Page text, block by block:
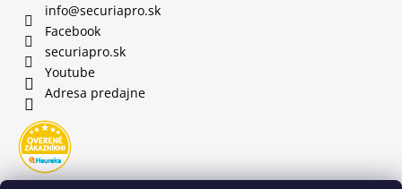
info@securiapro.sk
Facebook
securiapro.sk
Youtube
Adresa predajne